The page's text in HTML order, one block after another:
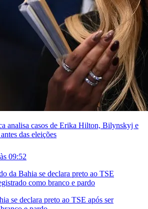
analisa casos de Erika Hilton, Bilynskyj e
das eleições
09:52
se declara preto ao TSE após ser